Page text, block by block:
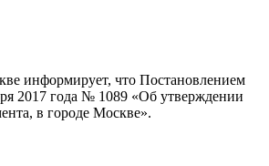
информирует, что Постановлением
2017 года № 1089 «Об утверждении
в городе Москве».